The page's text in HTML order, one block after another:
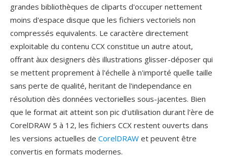
grandes bibliothèques de cliparts d'occuper nettement
moins d'espace disque que les fichiers vectoriels non
compressés equivalents. Le caractère directement
exploitable du contenu CCX constitue un autre atout,
offrant àux designers dès illustrations glisser-déposer qui
se mettent proprement à l'échelle à n'importé quelle taille
sans perte de qualité, heritant de l'independance en
résolution dès données vectorielles sous-jacentes. Bien
que le format ait atteint son pic d'utilisation durant l'ère de
CorelDRAW 5 à 12, les fichiers CCX restent ouverts dans
les versions actuelles de CorelDRAW et peuvent être
convertis en formats modernes.